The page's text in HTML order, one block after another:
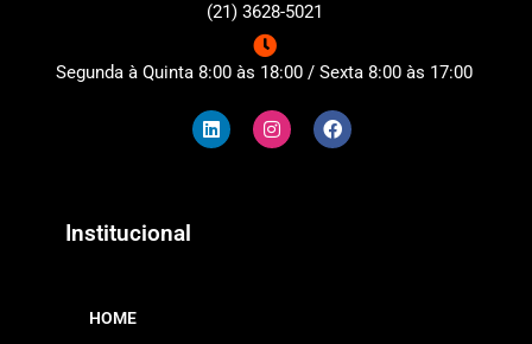
(21) 3628-5021
Segunda à Quinta 8:00 às 18:00 / Sexta 8:00 às 17:00
i
n
k
n
s
t
a
c
e
Institucional
HOME